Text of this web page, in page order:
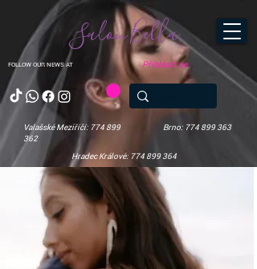
FOLLOW OUR NEWS AT
Salon Bella
Valašské Meziříčí: 774 899
362
Brno: 774 899 363
Hradec Králové: 774 899 364
Přihlásit se